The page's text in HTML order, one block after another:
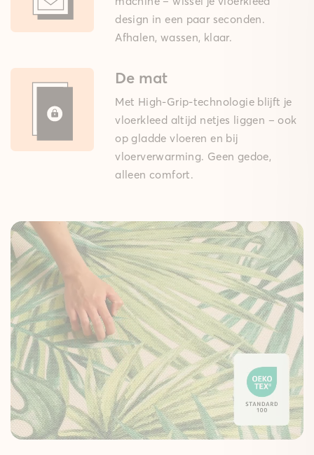
design in een paar seconden.
Afhalen, wassen, klaar.
De mat
Met High-Grip-technologie blijft je
vloerkleed altijd netjes liggen – ook
op gladde vloeren en bij
vloerverwarming. Geen gedoe,
alleen comfort.